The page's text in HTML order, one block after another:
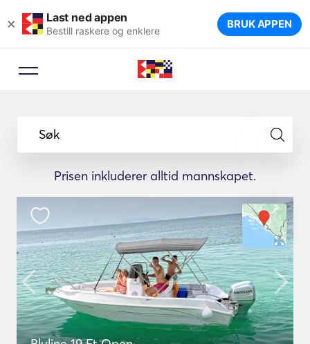
× Last ned appen
Bestill raskere og enklere BRUK APPEN
Søk
Prisen inkluderer alltid mannskapet.